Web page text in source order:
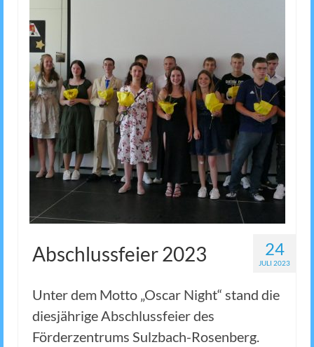
24
JULI 2023
Abschlussfeier 2023
Unter dem Motto „Oscar Night“ stand die
diesjährige Abschlussfeier des
Förderzentrums Sulzbach-Rosenberg.